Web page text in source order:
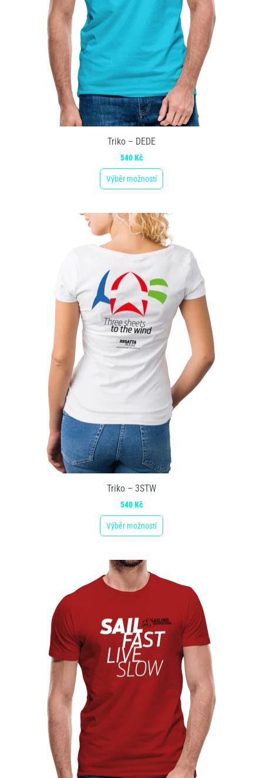
Triko – DEDE
540Kč
Výběr možností
Triko – 3STW
540Kč
Výběr možností